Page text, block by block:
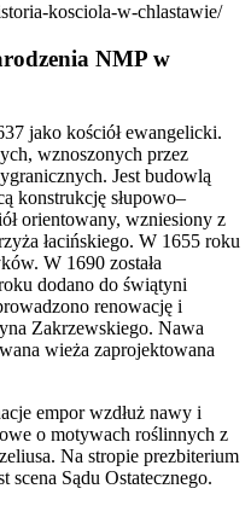
kosciola-w-chlastawie/
NMP w
jako kościół ewangelicki.
wznoszonych przez
Jest budowlą
konstrukcję słupowo–
orientowany, wzniesiony z
łacińskiego. W 1655 roku
W 1690 została
dodano do świątyni
renowację i
Zakrzewskiego. Nawa
wieża zaprojektowana
empor wzdłuż nawy i
o motywach roślinnych z
Na stropie prezbiterium
scena Sądu Ostatecznego.